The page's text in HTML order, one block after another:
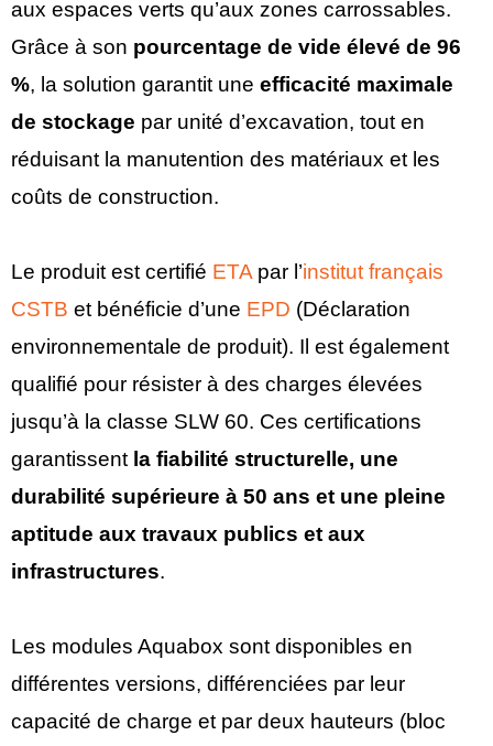
aux espaces verts qu’aux zones carrossables.
Grâce à son pourcentage de vide élevé de 96
%, la solution garantit une efficacité maximale
de stockage par unité d’excavation, tout en
réduisant la manutention des matériaux et les
coûts de construction.
Le produit est certifié ETApar l’institut français
CSTB et bénéficie d’une EPD (Déclaration
environnementale de produit). Il est également
qualifié pour résister à des charges élevées
jusqu’à la classe SLW 60. Ces certifications
garantissent la fiabilité structurelle, une
durabilité supérieure à 50 ans et une pleine
aptitude aux travaux publics et aux
infrastructures.
Les modules Aquabox sont disponibles en
différentes versions, différenciées par leur
capacité de charge et par deux hauteurs (bloc